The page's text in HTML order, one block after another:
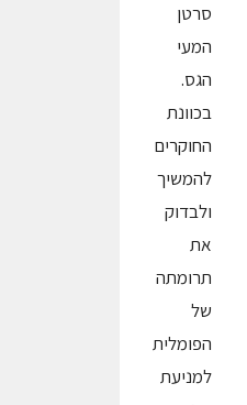
סרטן
המעי
הגס.
בכוונת
החוקרים
להמשיך
ולבדוק
את
תרומתה
של
הפומלית
למניעת